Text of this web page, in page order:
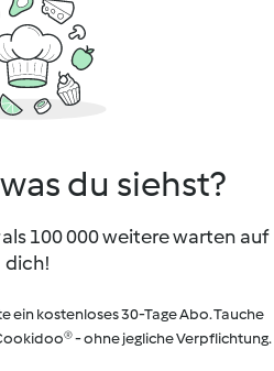
du siehst?
100 000 weitere warten auf
dich!
ein kostenloses 30-Tage Abo. Tauche
- ohne jegliche Verpflichtung.